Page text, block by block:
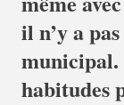
il n’y a
municipal.
habitudes